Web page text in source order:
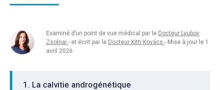
Examiné d’un point de vue médical par le Docteur Lyubov
Zsolnai - et écrit par le Docteur Kitti Kovács - Mise à jour le 1
avril 2026
La calvitie androgénétique